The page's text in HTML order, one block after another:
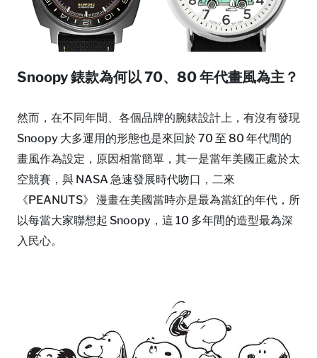
Snoopy 錶款為何以 70、80 年代畫風為主？
然而，在不同年間、各個品牌的腕錶設計上，有沒有發現
Snoopy 大多運用的形態也是來回於 70 至 80 年代間的
畫風作為設定，原因相當簡單，其一是當年美國正處於太
空競賽，與 NASA 急速發展時代吻口，二來
《PEANUTS》 漫畫在美國當時亦是最為當紅的年代，所
以每當大家聯想起 Snoopy，這 10 多年間的造型最為深
入民心。